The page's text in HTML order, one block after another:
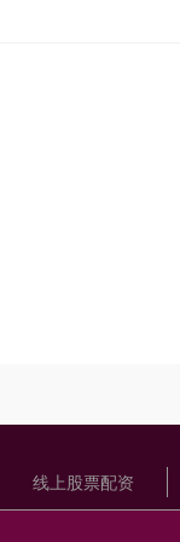
线上股票配资